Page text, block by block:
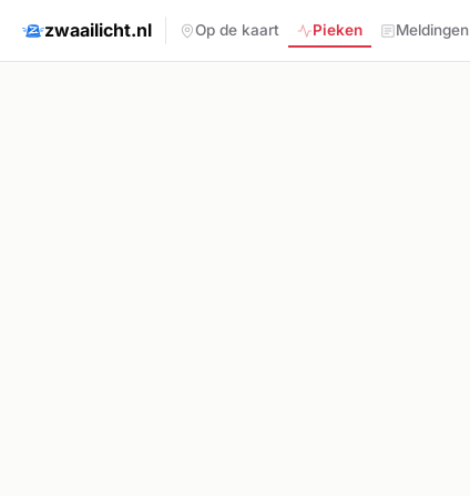
zwaailicht.nl Op de kaart Pieken Meldingen